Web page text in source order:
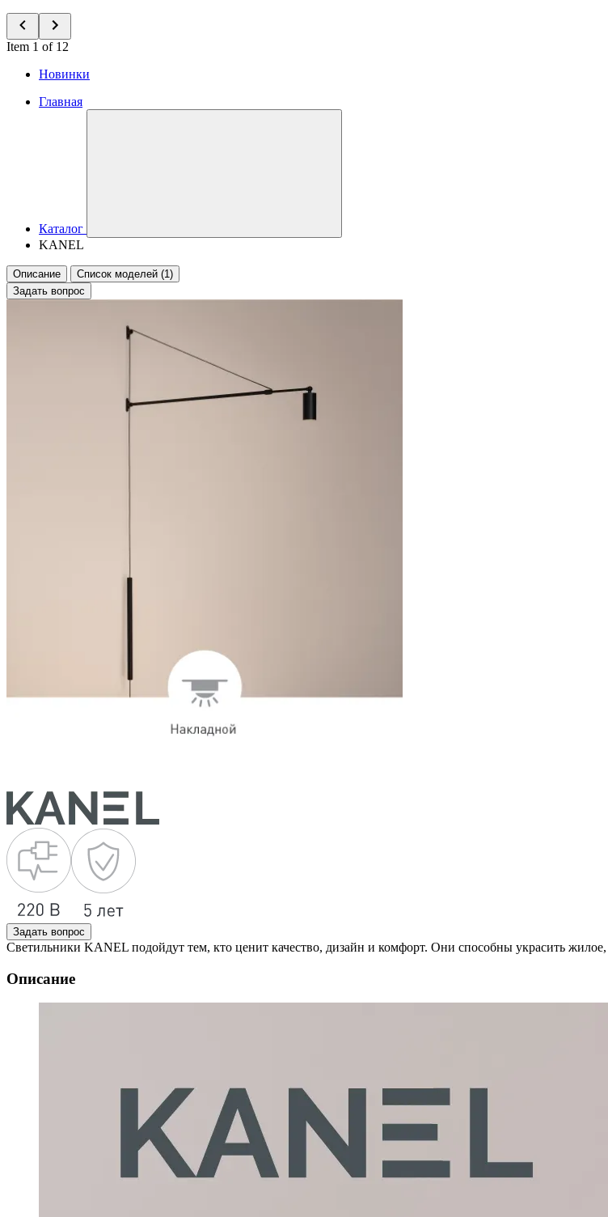
Item 1 of 12
Новинки
Главная
Каталог
KANEL
Описание
Список моделей (1)
Задать вопрос
Задать вопрос
Светильники KANEL подойдут тем, кто ценит качество, дизайн и комфорт. Они способны украсить
Описание